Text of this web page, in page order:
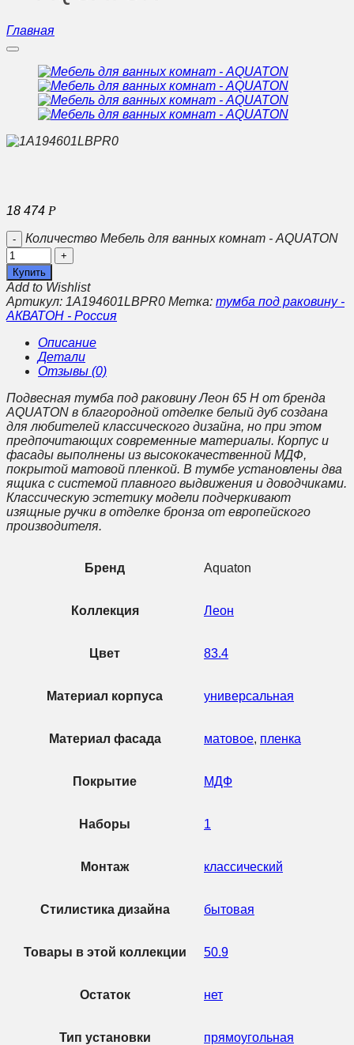
Главная
18 474 Р
Количество Мебель для ванных комнат - AQUATON
Купить
Add to Wishlist
Артикул: 1A194601LBPR0 Метка: тумба под раковину -
АКВАТОН - Россия
Описание
Детали
Отзывы (0)
Подвесная тумба под раковину Леон 65 H от бренда
AQUATON в благородной отделке белый дуб создана
для любителей классического дизайна, но при этом
предпочитающих современные материалы. Корпус и
фасады выполнены из высококачественной МДФ,
покрытой матовой пленкой. В тумбе установлены два
ящика с системой плавного выдвижения и доводчиками.
Классическую эстетику модели подчеркивают
изящные ручки в отделке бронза от европейского
производителя.
Бренд Aquaton
Коллекция Леон
Цвет 83.4
Материал корпуса универсальная
Материал фасада матовое, пленка
Покрытие МДФ
Наборы 1
Монтаж классический
Стилистика дизайна бытовая
Товары в этой коллекции 50.9
Остаток нет
Тип установки прямоугольная